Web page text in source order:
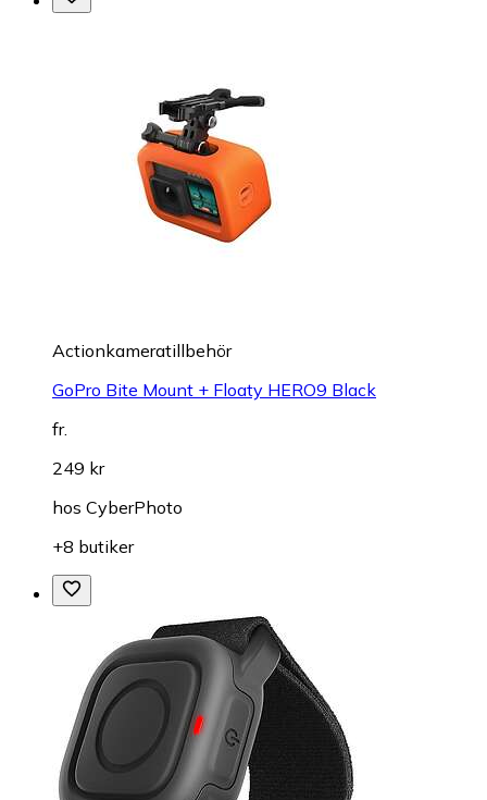
Actionkameratillbehör
GoPro Bite Mount + Floaty HERO9 Black
fr.
249 kr
hos CyberPhoto
+8 butiker